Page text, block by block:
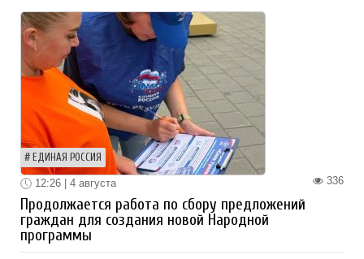
ЕДИНАЯ РОССИЯ
336
12:26 | 4 августа
Продолжается работа по сбору предложений
граждан для создания новой Народной
программы